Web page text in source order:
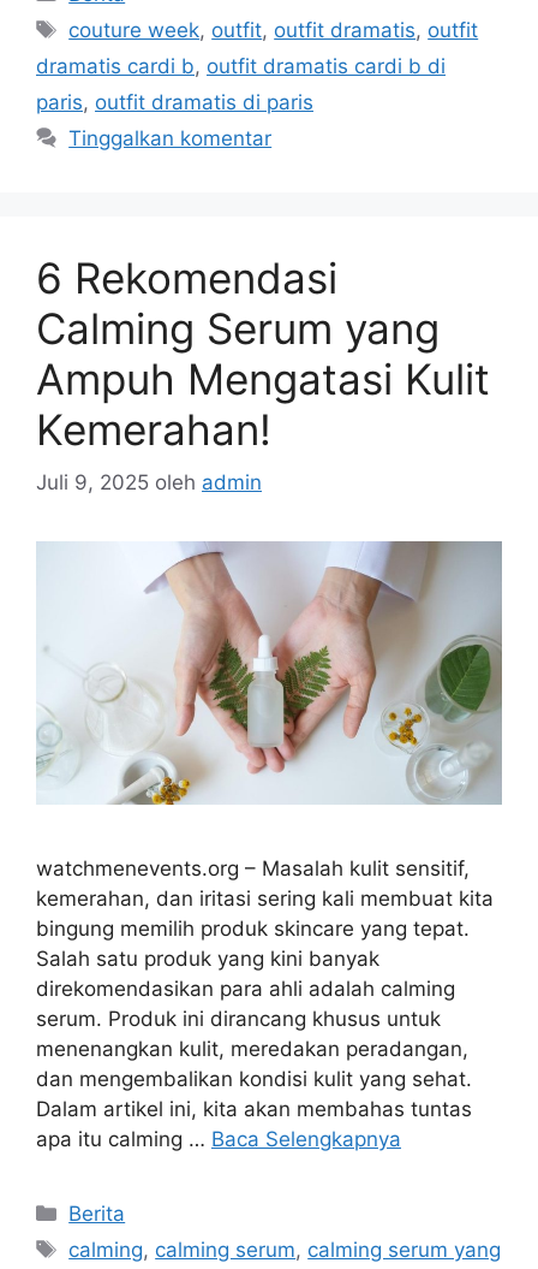
Tag
couture week, outfit, outfit dramatis, outfit
dramatis cardi b, outfit dramatis cardi b di
paris, outfit dramatis di paris
Tinggalkan komentar
6 Rekomendasi
Calming Serum yang
Ampuh Mengatasi Kulit
Kemerahan!
Juli 9, 2025 oleh admin
watchmenevents.org – Masalah kulit sensitif,
kemerahan, dan iritasi sering kali membuat kita
bingung memilih produk skincare yang tepat.
Salah satu produk yang kini banyak
direkomendasikan para ahli adalah calming
serum. Produk ini dirancang khusus untuk
menenangkan kulit, meredakan peradangan,
dan mengembalikan kondisi kulit yang sehat.
Dalam artikel ini, kita akan membahas tuntas
apa itu calming … Baca Selengkapnya
Kategori
Berita
Tag
calming, calming serum, calming serum yang